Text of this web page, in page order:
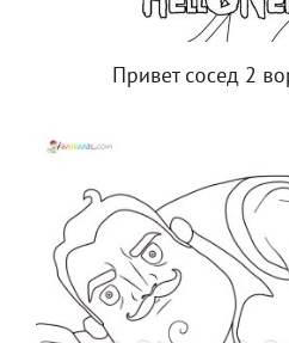
Привет сосед 2